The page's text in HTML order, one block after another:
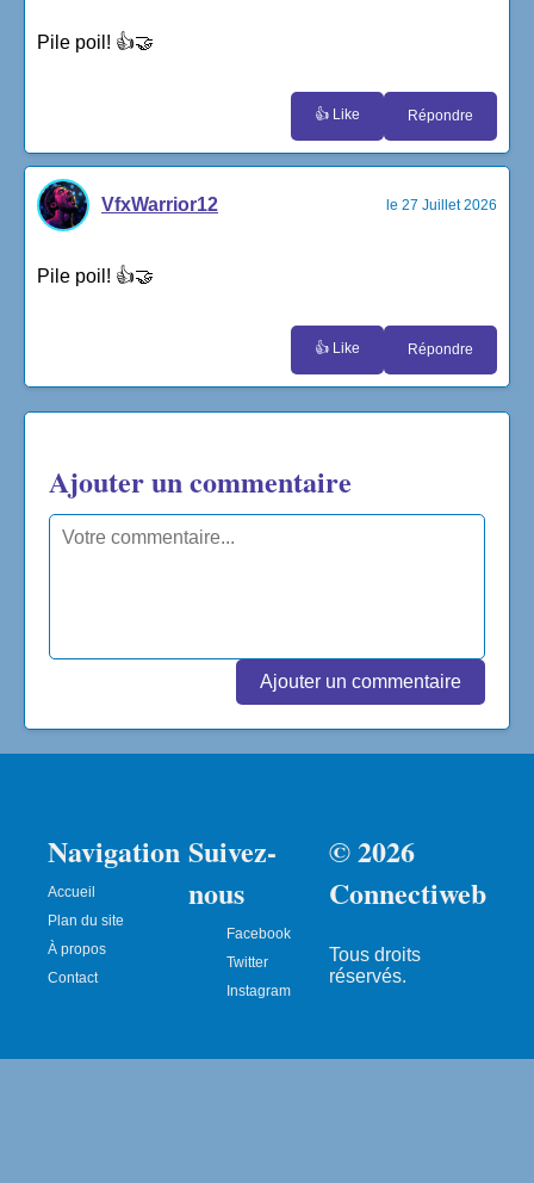
Pile poil! 👍🤝
👍 Like Répondre
VfxWarrior12 le 27 Juillet 2026
Pile poil! 👍🤝
👍 Like Répondre
Ajouter un commentaire
Ajouter un commentaire
Navigation
Accueil
Plan du site
À propos
Contact
Suivez-
nous
Facebook
Twitter
Instagram
© 2026
Connectiweb
Tous droits
réservés.